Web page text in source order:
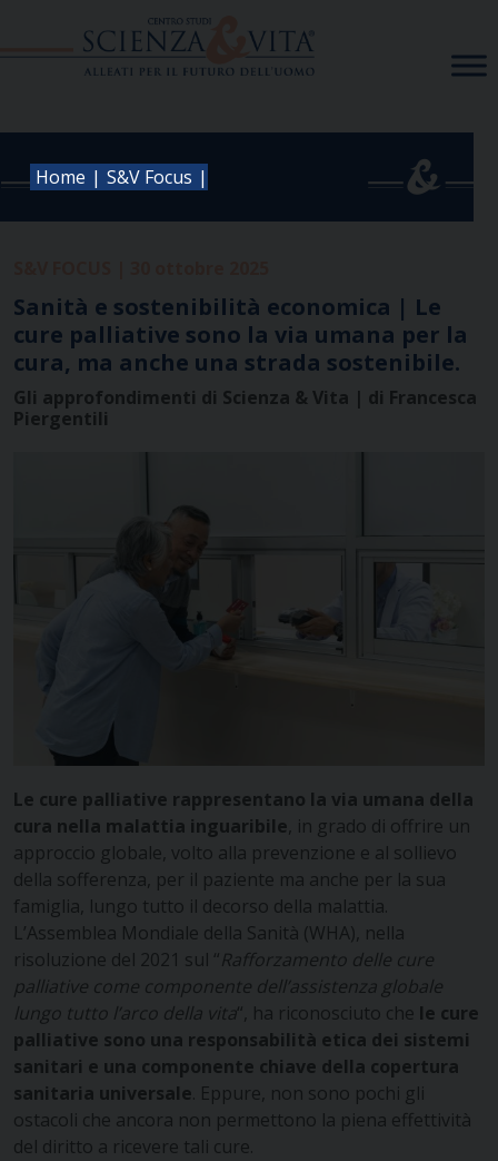
Home | S&V Focus |
Sanità e sostenibilità economica | Le
cure palliative sono la via umana per la
cura, ma anche una strada sostenibile.
Gli approfondimenti di Scienza & Vita | di Francesca
Piergentili
Le cure palliative rappresentano la via umana della
cura nella malattia inguaribile, in grado di offrire un
approccio globale, volto alla prevenzione e al sollievo
della sofferenza, per il paziente ma anche per la sua
famiglia, lungo tutto il decorso della malattia.
L’Assemblea Mondiale della Sanità (WHA), nella
risoluzione del 2021 sul “Rafforzamento delle cure
palliative come componente dell’assistenza globale
lungo tutto l’arco della vita“, ha riconosciuto che le cure
palliative sono una responsabilità etica dei sistemi
sanitari e una componente chiave della copertura
sanitaria universale. Eppure, non sono pochi gli
ostacoli che ancora non permettono la piena effettività
del diritto a ricevere tali cure.